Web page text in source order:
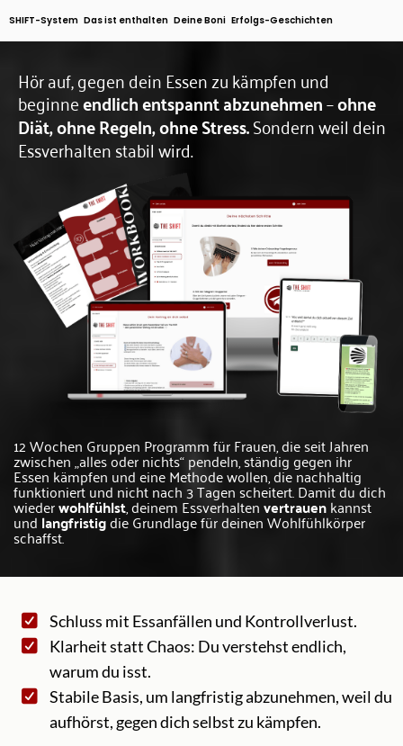
SHIFT-System Das ist enthalten Deine Boni Erfolgs-Geschichten
Hör auf, gegen dein Essen zu kämpfen und
beginneendlich entspannt abzunehmen–ohne
Diät, ohne Regeln, ohne Stress.Sondern weil dein
Essverhalten stabil wird.
12 Wochen Gruppen Programm für Frauen, die seit Jahren
zwischen „alles oder nichts“ pendeln, ständig gegen ihr
Essen kämpfen und eine Methode wollen, die nachhaltig
funktioniert und nicht nach 3 Tagen scheitert. Damit du dich
wiederwohlfühlst, deinem Essverhaltenvertrauenkannst
undlangfristigdie Grundlage für deinen Wohlfühlkörper
schaffst.
Schluss mit Essanfällen und Kontrollverlust.
Klarheit statt Chaos: Du verstehst endlich,
warum du isst.
Stabile Basis, um langfristig abzunehmen, weil du
aufhörst, gegen dich selbst zu kämpfen.